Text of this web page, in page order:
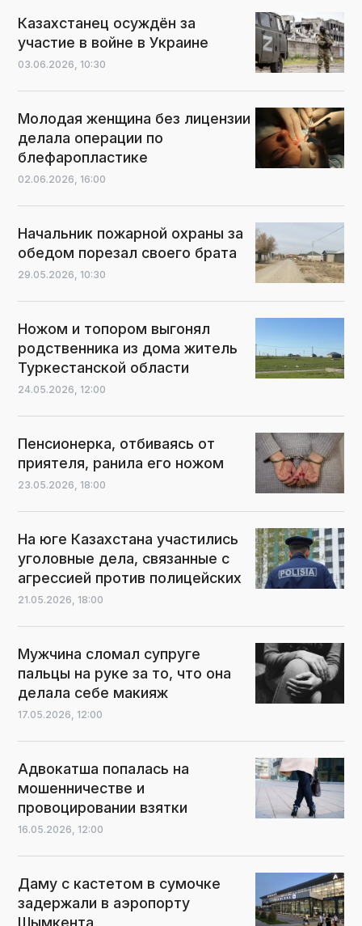
Казахстанец осуждён за
участие в войне в Украине
03.06.2026, 10:30
Молодая женщина без лицензии
делала операции по
блефаропластике
02.06.2026, 16:00
Начальник пожарной охраны за
обедом порезал своего брата
29.05.2026, 10:30
Ножом и топором выгонял
родственника из дома житель
Туркестанской области
24.05.2026, 12:00
Пенсионерка, отбиваясь от
приятеля, ранила его ножом
23.05.2026, 18:00
На юге Казахстана участились
уголовные дела, связанные с
агрессией против полицейских
21.05.2026, 18:00
Мужчина сломал супруге
пальцы на руке за то, что она
делала себе макияж
17.05.2026, 12:00
Адвокатша попалась на
мошенничестве и
провоцировании взятки
16.05.2026, 12:00
Даму с кастетом в сумочке
задержали в аэропорту